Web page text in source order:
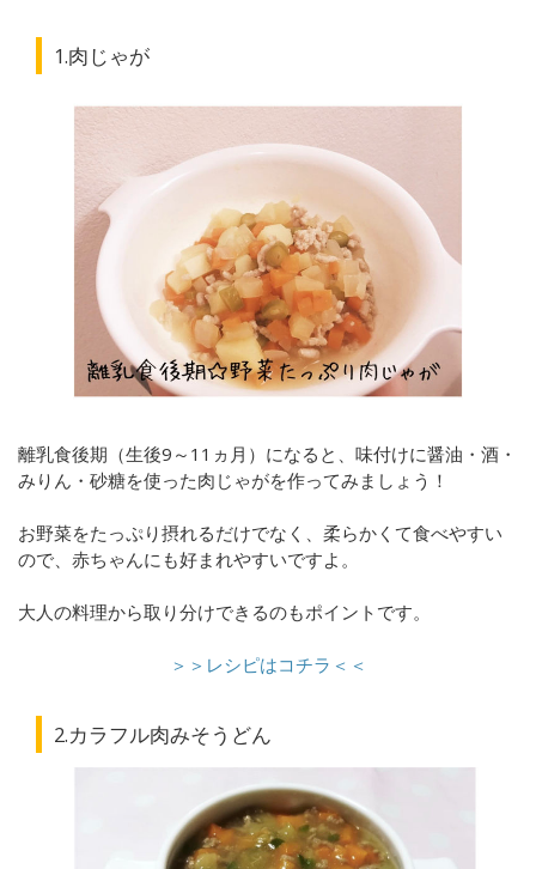
1.肉じゃが
離乳食後期（生後9～11ヵ月）になると、味付けに醤油・酒・
みりん・砂糖を使った肉じゃがを作ってみましょう！
お野菜をたっぷり摂れるだけでなく、柔らかくて食べやすい
ので、赤ちゃんにも好まれやすいですよ。
大人の料理から取り分けできるのもポイントです。
＞＞レシピはコチラ＜＜
2.カラフル肉みそうどん